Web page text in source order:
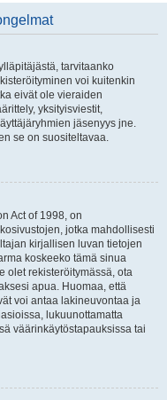
tarvitaanko
voi kuitenkin
eivät ole vieraiden
yksityisviestit,
jäsenyys jne.
se on suositeltavaa.
Act of 1998, on
jotka mahdollisesti
kirjallisen luvan tietojen
koskeeko tämä sinua
olet rekisteröitymässä, ota
apua. Huomaa, että
voi antaa lakineuvontaa ja
lukuunottamatta
väärinkäytöstapauksissa tai